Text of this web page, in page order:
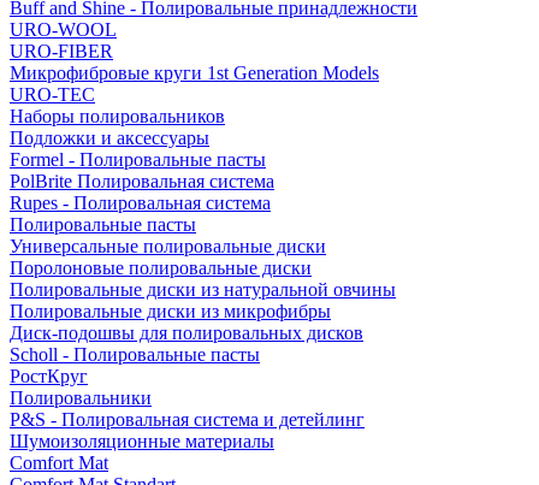
Buff and Shine - Полировальные принадлежности
URO-WOOL
URO-FIBER
Микрофибровые круги 1st Generation Models
URO-TEC
Наборы полировальников
Подложки и аксессуары
Formel - Полировальные пасты
PolBrite Полировальная система
Rupes - Полировальная система
Полировальные пасты
Универсальные полировальные диски
Поролоновые полировальные диски
Полировальные диски из натуральной овчины
Полировальные диски из микрофибры
Диск-подошвы для полировальных дисков
Scholl - Полировальные пасты
РостКруг
Полировальники
P&S - Полировальная система и детейлинг
Шумоизоляционные материалы
Comfort Mat